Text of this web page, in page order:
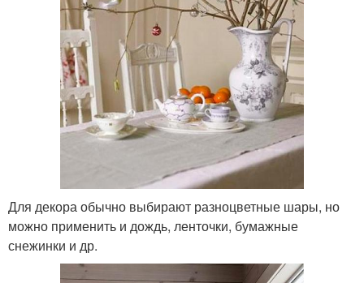
Для декора обычно выбирают разноцветные шары, но
можно применить и дождь, ленточки, бумажные
снежинки и др.